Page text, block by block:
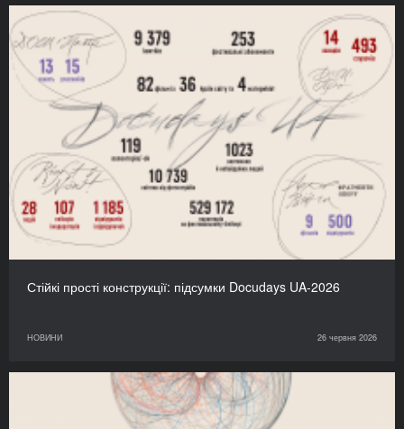
Стійкі прості конструкції: підсумки Docudays UA-2026
НОВИНИ 26 червня 2026